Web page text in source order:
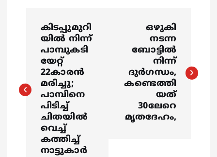
t
കിടപ്പുമുറി
യിൽ നിന്ന്
പാമ്പുകടി
യേറ്റ്
22കാരൻ
മരിച്ചു;
പാമ്പിനെ
പിടിച്ച്
ചിതയിൽ
വെച്ച്
കത്തിച്ച്
നാട്ടുകാർ
ഒഴുകി
നടന്ന
ബോട്ടിൽ
നിന്ന്
ദുർഗന്ധം,
കണ്ടെത്തി
യത്
30ലേറെ
മൃതദേഹം,